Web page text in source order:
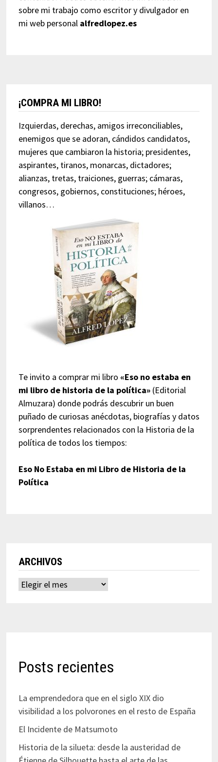
sobre mi trabajo como escritor y divulgador en
mi web personal alfredlopez.es
¡COMPRA MI LIBRO!
Izquierdas, derechas, amigos irreconciliables,
enemigos que se adoran, cándidos candidatos,
mujeres que cambiaron la historia; presidentes,
aspirantes, tiranos, monarcas, dictadores;
alianzas, tretas, traiciones, guerras; cámaras,
congresos, gobiernos, constituciones; héroes,
villanos…
Te invito a comprar mi libro «Eso no estaba en
mi libro de historia de la política»(Editorial
Almuzara) donde podrás descubrir un buen
puñado de curiosas anécdotas, biografías y datos
sorprendentes relacionados con la Historia de la
política de todos los tiempos:
Eso No Estaba en mi Libro de Historia de la
Política
ARCHIVOS
Archivos
Posts recientes
La emprendedora que en el siglo XIX dio
visibilidad a los polvorones en el resto de España
El Incidente de Matsumoto
Historia de la silueta: desde la austeridad de